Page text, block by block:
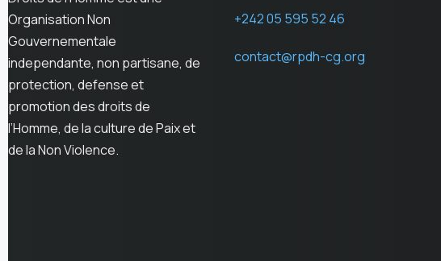
Organisation Non
Gouvernementale
independante, non partisane, de
protection, defense et
promotion des droits de
l’Homme, de la culture de Paix et
de la Non Violence.
+242 05 595 52 46
contact@rpdh-cg.org